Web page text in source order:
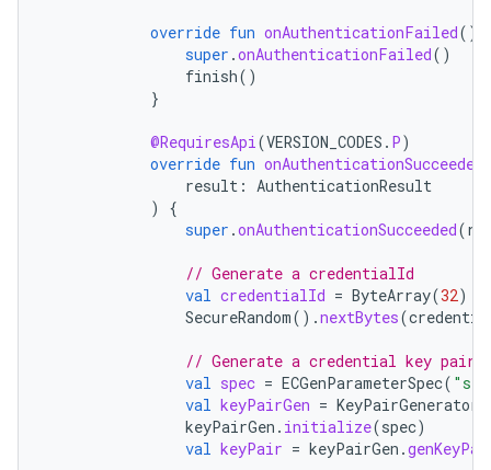
override fun onAuthenticationFailed()
super .onAuthenticationFailed()
finish()
}
@RequiresApi(VERSION_CODES . P)
override fun onAuthenticationSucceeded
result : AuthenticationResult
)
{
super .onAuthenticationSucceeded(
// Generate a credentialId
val credentialId = ByteArray(32)
SecureRandom().nextBytes(
// Generate a credential key pair
val spec = ECGenParameterSpec(
val keyPairGen = KeyPairGenerator
keyPairGen . initialize(spec)
val keyPair = keyPairGen .